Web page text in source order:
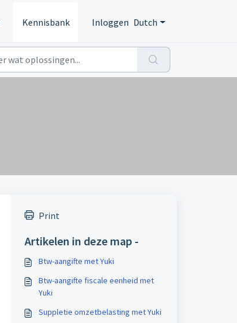
Kennisbank Inloggen Dutch
Print
Artikelen in deze map -
Btw-aangifte met Yuki
Btw-aangifte fiscale eenheid met
Yuki
Suppletie omzetbelasting met Yuki